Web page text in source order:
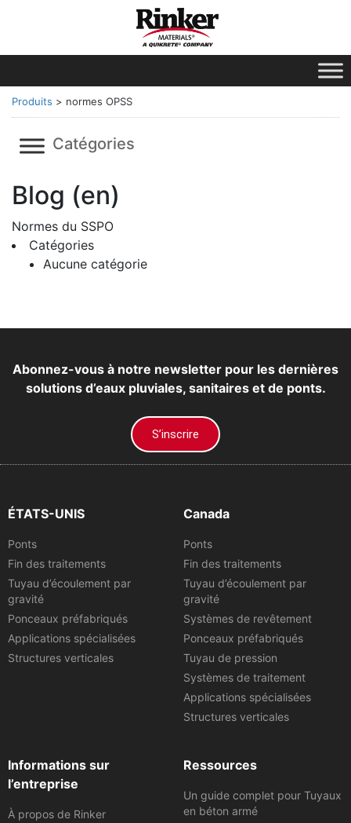
Produits > normes OPSS
Catégories
Blog (en)
Normes du SSPO
Catégories
Aucune catégorie
Abonnez-vous à notre newsletter pour les dernières
solutions d’eaux pluviales, sanitaires et de ponts.
S’inscrire
ÉTATS-UNIS
Ponts
Fin des traitements
Tuyau d’écoulement par
gravité
Ponceaux préfabriqués
Applications spécialisées
Structures verticales
Canada
Ponts
Fin des traitements
Tuyau d’écoulement par
gravité
Systèmes de revêtement
Ponceaux préfabriqués
Tuyau de pression
Systèmes de traitement
Applications spécialisées
Structures verticales
Informations sur
l’entreprise
À propos de Rinker
Ressources
Un guide complet pour Tuyaux
en béton armé